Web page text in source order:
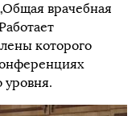
врачебная
которого
уровня.